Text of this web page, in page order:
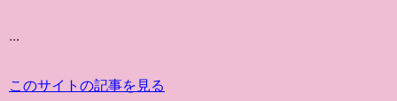
このサイトの記事を見る